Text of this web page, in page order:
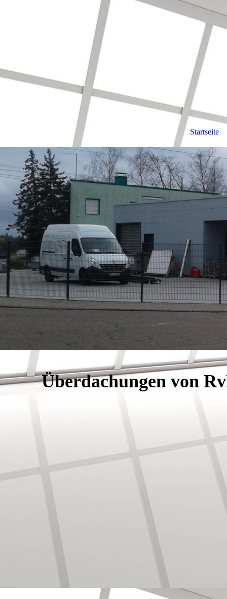
Startseite
Überdachungen von